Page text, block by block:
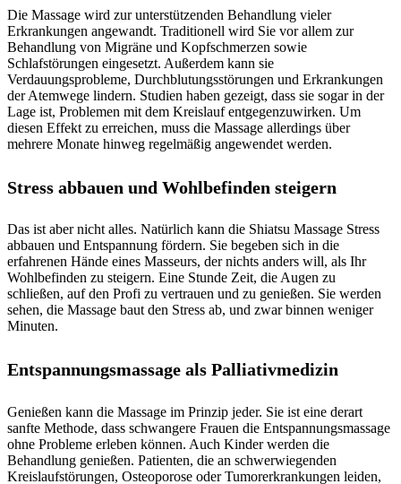
Die Massage wird zur unterstützenden Behandlung vieler
Erkrankungen angewandt. Traditionell wird Sie vor allem zur
Behandlung von Migräne und Kopfschmerzen sowie
Schlafstörungen eingesetzt. Außerdem kann sie
Verdauungsprobleme, Durchblutungsstörungen und Erkrankungen
der Atemwege lindern. Studien haben gezeigt, dass sie sogar in der
Lage ist, Problemen mit dem Kreislauf entgegenzuwirken. Um
diesen Effekt zu erreichen, muss die Massage allerdings über
mehrere Monate hinweg regelmäßig angewendet werden.
Stress abbauen und Wohlbefinden steigern
Das ist aber nicht alles. Natürlich kann die Shiatsu Massage Stress
abbauen und Entspannung fördern. Sie begeben sich in die
erfahrenen Hände eines Masseurs, der nichts anders will, als Ihr
Wohlbefinden zu steigern. Eine Stunde Zeit, die Augen zu
schließen, auf den Profi zu vertrauen und zu genießen. Sie werden
sehen, die Massage baut den Stress ab, und zwar binnen weniger
Minuten.
Entspannungsmassage als Palliativmedizin
Genießen kann die Massage im Prinzip jeder. Sie ist eine derart
sanfte Methode, dass schwangere Frauen die Entspannungsmassage
ohne Probleme erleben können. Auch Kinder werden die
Behandlung genießen. Patienten, die an schwerwiegenden
Kreislaufstörungen, Osteoporose oder Tumorerkrankungen leiden,